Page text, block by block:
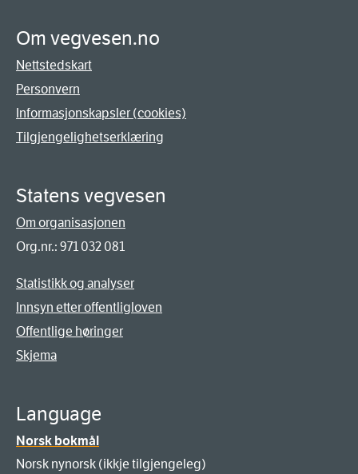
Om vegvesen.no
Nettstedskart
Personvern
Informasjonskapsler (cookies)
Tilgjengelighetserklæring
Statens vegvesen
Om organisasjonen
Org.nr.: 971 032 081
Statistikk og analyser
Innsyn etter offentligloven
Offentlige høringer
Skjema
Language
Norsk bokmål
Norsk nynorsk (ikkje tilgjengeleg)